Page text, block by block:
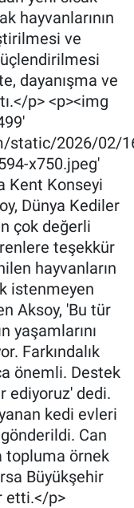
hayvanlarının
ve
dayanışma ve
p> <p><img
static/2026/02/
x750.jpeg'
Kent Konseyi
Dünya Kediler
çok değerli
teşekkür
hayvanların
istenmeyen
Aksoy, 'Bu tür
yaşamlarını
Farkındalık
önemli. Destek
ediyoruz' dedi.
kedi evleri
Can
topluma örnek
Büyükşehir
etti.</p>